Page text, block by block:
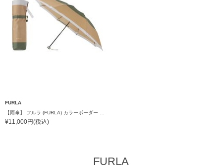
FURLA
¥11,000円(税込)
FURLA